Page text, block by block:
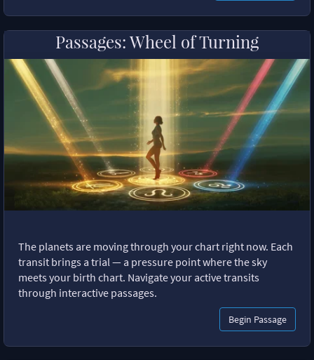
Passages: Wheel of Turning
The planets are moving through your chart right now. Each
transit brings a trial — a pressure point where the sky
meets your birth chart. Navigate your active transits
through interactive passages.
Begin Passage